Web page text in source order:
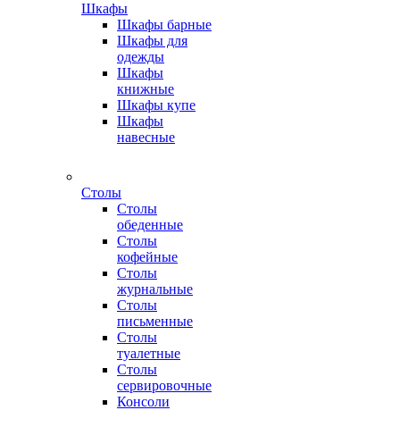
Шкафы
Шкафы барные
Шкафы для
одежды
Шкафы
книжные
Шкафы купе
Шкафы
навесные
Столы
Столы
обеденные
Столы
кофейные
Столы
журнальные
Столы
письменные
Столы
туалетные
Столы
сервировочные
Консоли